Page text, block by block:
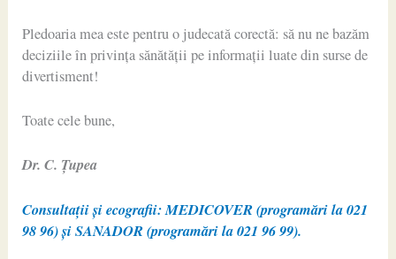
Pledoaria mea este pentru o judecată corectă: să nu ne bazăm
deciziile în privința sănătății pe informații luate din surse de
divertisment!
Toate cele bune,
Dr. C. Țupea
Consultații și ecografii: MEDICOVER (programări la 021
98 96) și SANADOR (programări la 021 96 99).